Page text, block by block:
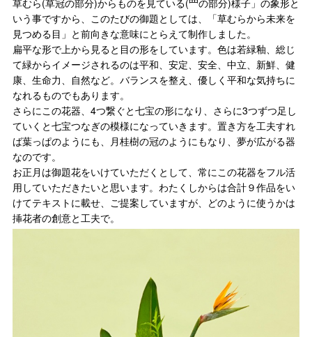
草むら(草冠の部分)からものを見ている(罒の部分)様子」の象形と
いう事ですから、このたびの御題としては、「草むらから未来を
見つめる目」と前向きな意味にとらえて制作しました。
扁平な形で上から見ると目の形をしています。色は若緑釉、総じ
て緑からイメージされるのは平和、安定、安全、中立、新鮮、健
康、生命力、自然など。バランスを整え、優しく平和な気持ちに
なれるものでもあります。
さらにこの花器、4つ繋ぐと七宝の形になり、さらに3つずつ足し
ていくと七宝つなぎの模様になっていきます。置き方を工夫すれ
ば葉っぱのようにも、月桂樹の冠のようにもなり、夢が広がる器
なのです。
お正月は御題花をいけていただくとして、常にこの花器をフル活
用していただきたいと思います。わたくしからは合計９作品をい
けてテキストに載せ、ご提案していますが、どのように使うかは
挿花者の創意と工夫で。